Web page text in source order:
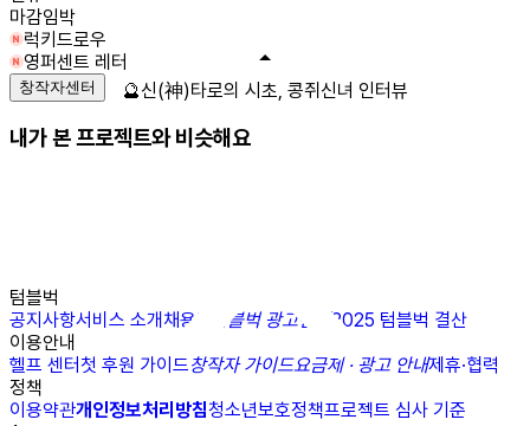
마감임박
럭키드로우
영퍼센트 레터
창작자센터
내가 본 프로젝트와 비슷해요
텀블벅
공지사항서비스 소개채용N 텀블벅 광고센터
2025 텀블벅 결산
이용안내
헬프 센터첫 후원 가이드창작자 가이드요금제 · 광고 안내제휴·협력
정책
이용약관개인정보처리방침청소년보호정책프로젝트 심사 기준
🔮신(神)타로의 시초, 콩쥐신녀 인터뷰